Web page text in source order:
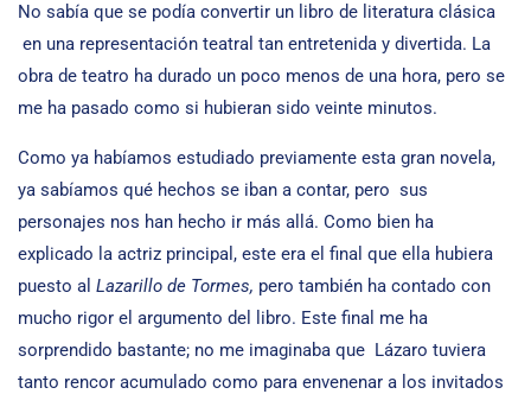
No sabía que se podía convertir un libro de literatura clásica
en una representación teatral tan entretenida y divertida. La
obra de teatro ha durado un poco menos de una hora, pero se
me ha pasado como si hubieran sido veinte minutos.
Como ya habíamos estudiado previamente esta gran novela,
ya sabíamos qué hechos se iban a contar, pero sus
personajes nos han hecho ir más allá. Como bien ha
explicado la actriz principal, este era el final que ella hubiera
puesto al Lazarillo de Tormes, pero también ha contado con
mucho rigor el argumento del libro. Este final me ha
sorprendido bastante; no me imaginaba que Lázaro tuviera
tanto rencor acumulado como para envenenar a los invitados